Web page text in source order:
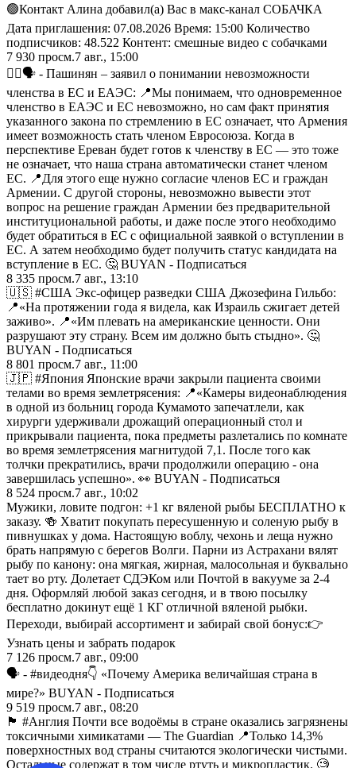
🟢Контакт Алина добавил(а) Вас в макс-канал СОБАЧКА
Дата приглашения: 07.08.2026 Время: 15:00 Количество
подписчиков: 48.522 Контент: смешные видео с собачками
7 930 просм.7 авг., 15:00
☝🏻🗣️ - Пашинян – заявил о понимании невозможности
членства в ЕС и ЕАЭС: 📍Мы понимаем, что одновременное
членство в ЕАЭС и ЕС невозможно, но сам факт принятия
указанного закона по стремлению в ЕС означает, что Армения
имеет возможность стать членом Евросоюза. Когда в
перспективе Ереван будет готов к членству в ЕС — это тоже
не означает, что наша страна автоматически станет членом
ЕС. 📍Для этого еще нужно согласие членов ЕС и граждан
Армении. С другой стороны, невозможно вывести этот
вопрос на решение граждан Армении без предварительной
институциональной работы, и даже после этого необходимо
будет обратиться в ЕС с официальной заявкой о вступлении в
ЕС. А затем необходимо будет получить статус кандидата на
вступление в ЕС. 🤔 BUYAN - Подписаться
8 335 просм.7 авг., 13:10
🇺🇸 #США Экс-офицер разведки США Джозефина Гильбо:
📍«На протяжении года я видела, как Израиль сжигает детей
заживо». 📍«Им плевать на американские ценности. Они
разрушают эту страну. Всем им должно быть стыдно». 🤔
BUYAN - Подписаться
8 801 просм.7 авг., 11:00
🇯🇵 #Япония Японские врачи закрыли пациента своими
телами во время землетрясения: 📍«Камеры видеонаблюдения
в одной из больниц города Кумамото запечатлели, как
хирурги удерживали дрожащий операционный стол и
прикрывали пациента, пока предметы разлетались по комнате
во время землетрясения магнитудой 7,1. После того как
толчки прекратились, врачи продолжили операцию - она
завершилась успешно». 👀 BUYAN - Подписаться
8 524 просм.7 авг., 10:02
Мужики, ловите подгон: +1 кг вяленой рыбы БЕСПЛАТНО к
заказу. 🍻 Хватит покупать пересушенную и соленую рыбу в
пивнушках у дома. Настоящую воблу, чехонь и леща нужно
брать напрямую с берегов Волги. Парни из Астрахани вялят
рыбу по канону: она мягкая, жирная, малосольная и буквально
тает во рту. Долетает СДЭКом или Почтой в вакууме за 2-4
дня. Оформляй любой заказ сегодня, и в твою посылку
бесплатно докинут ещё 1 КГ отличной вяленой рыбки.
Переходи, выбирай ассортимент и забирай свой бонус:👉
Узнать цены и забрать подарок
7 126 просм.7 авг., 09:00
🗣️ - #видеодня👇 «Почему Америка величайшая страна в
мире?» BUYAN - Подписаться
9 519 просм.7 авг., 08:20
🏴󠁧󠁢󠁥󠁮󠁧󠁿 #Англия Почти все водоёмы в стране оказались загрязнены
токсичными химикатами — The Guardian 📍Только 14,3%
поверхностных вод страны считаются экологически чистыми.
Остальные содержат в том числе ртуть и микропластик. 🧐